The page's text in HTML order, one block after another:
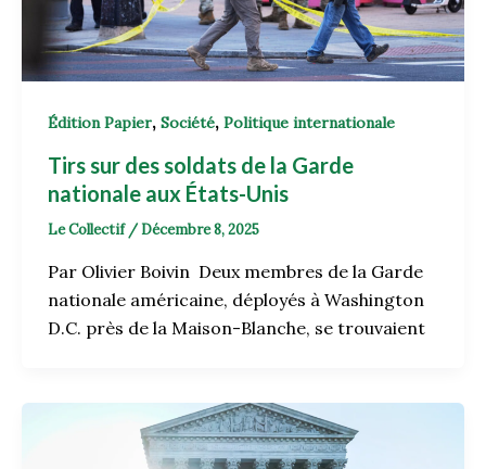
Édition Papier, Société, Politique internationale
Tirs sur des soldats de la Garde
nationale aux États-Unis
Le Collectif /Décembre 8, 2025
Par Olivier Boivin Deux membres de la Garde
nationale américaine, déployés à Washington
D.C. près de la Maison-Blanche, se trouvaient